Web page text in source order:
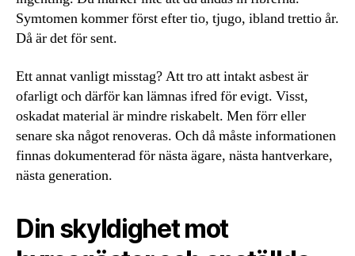
Symtomen kommer först efter tio, tjugo, ibland trettio år.
Då är det för sent.
Ett annat vanligt misstag? Att tro att intakt asbest är
ofarligt och därför kan lämnas ifred för evigt. Visst,
oskadat material är mindre riskabelt. Men förr eller
senare ska något renoveras. Och då måste informationen
finnas dokumenterad för nästa ägare, nästa hantverkare,
nästa generation.
Din skyldighet mot